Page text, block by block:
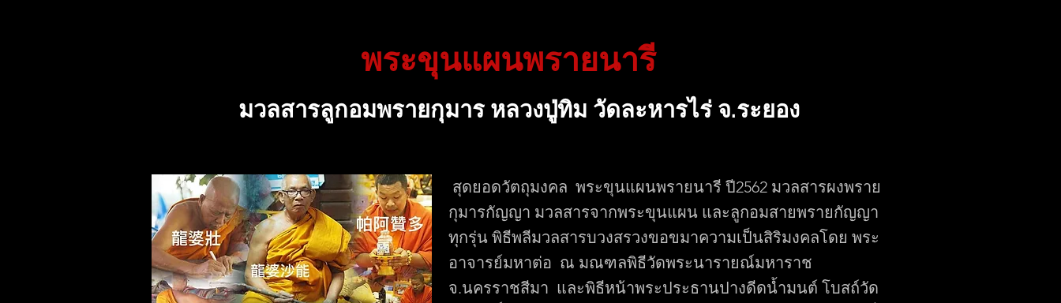
พระขุนแผนพรายนารี
มวลสารลูกอมพรายกุมาร หลวงปู่ทิม วัดละหารไร่ จ.ระยอง
สุดยอดวัตถุมงคล พระขุนแผนพรายนารี ปี2562 มวลสารผงพราย
กุมารกัญญา มวลสารจากพระขุนแผน และลูกอมสายพรายกัญญา
ทุกรุ่น พิธีพลีมวลสารบวงสรวงขอขมาความเป็นสิริมงคลโดย พระ
อาจารย์มหาต่อ ณ มณฑลพิธีวัดพระนารายณ์มหาราช
จ.นครราชสีมา และพิธีหน้าพระประธานปางดีดน้ำมนต์ โบสถ์วัด